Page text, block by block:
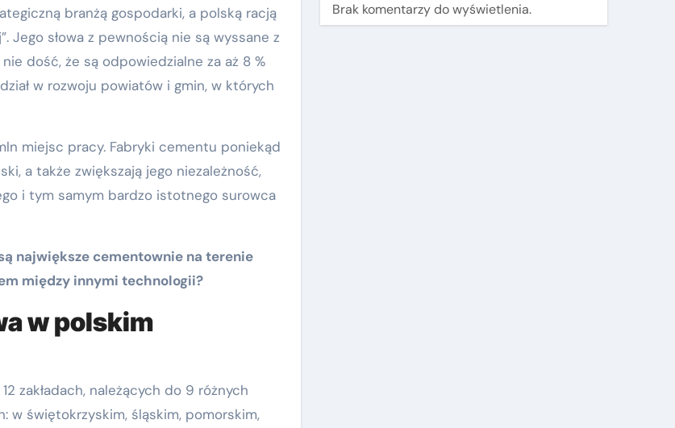
branżą gospodarki, a polską racją
słowa z pewnością nie są wyssane z
dość, że są odpowiedzialne za aż 8 %
w rozwoju powiatów i gmin, w których
miejsc pracy. Fabryki cementu poniekąd
a także zwiększają jego niezależność,
i tym samym bardzo istotnego surowca
największe cementownie na terenie
między innymi technologii?
w polskim
zakładach, należących do 9 różnych
w świętokrzyskim, śląskim, pomorskim,
Brak komentarzy do wyświetlenia.